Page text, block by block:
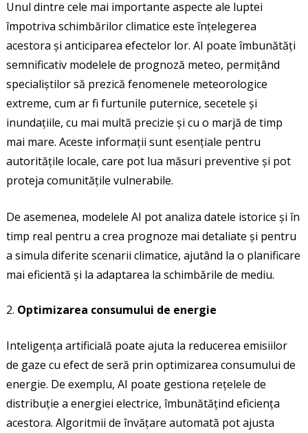
Unul dintre cele mai importante aspecte ale luptei
împotriva schimbărilor climatice este înțelegerea
acestora și anticiparea efectelor lor. AI poate îmbunătăți
semnificativ modelele de prognoză meteo, permițând
specialiștilor să prezică fenomenele meteorologice
extreme, cum ar fi furtunile puternice, secetele și
inundațiile, cu mai multă precizie și cu o marjă de timp
mai mare. Aceste informații sunt esențiale pentru
autoritățile locale, care pot lua măsuri preventive și pot
proteja comunitățile vulnerabile.
De asemenea, modelele AI pot analiza datele istorice și în
timp real pentru a crea prognoze mai detaliate și pentru
a simula diferite scenarii climatice, ajutând la o planificare
mai eficientă și la adaptarea la schimbările de mediu.
Optimizarea consumului de energie
Inteligența artificială poate ajuta la reducerea emisiilor
de gaze cu efect de seră prin optimizarea consumului de
energie. De exemplu, AI poate gestiona rețelele de
distribuție a energiei electrice, îmbunătățind eficiența
acestora. Algoritmii de învățare automată pot ajusta